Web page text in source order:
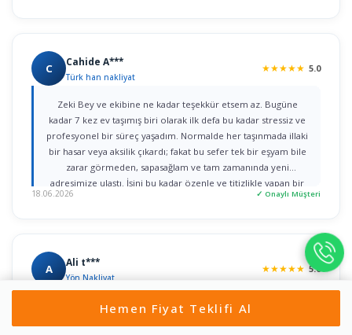
C Cahide A***
Türk han nakliyat
★★★★★ 5.0
Zeki Bey ve ekibine ne kadar teşekkür etsem az. Bugüne
kadar 7 kez ev taşımış biri olarak ilk defa bu kadar stressiz ve
profesyonel bir süreç yaşadım. Normalde her taşınmada illaki
bir hasar veya aksilik çıkardı; fakat bu sefer tek bir eşyam bile
zarar görmeden, sapasağlam ve tam zamanında yeni
adresimize ulaştı. İşini bu kadar özenle ve titizlikle yapan bir
firmaya rastlamak gerçekten büyük şans. Herkese gönül
18.06.2026 ✓ Onaylı Müşteri
A Ali t***
Yön Nakliyat
★★★★★ 5.0
Nurullah bey ile ilk iletişime geçtiğim dakikadan itibaren, ilgi
Hemen Fiyat Teklifi Al